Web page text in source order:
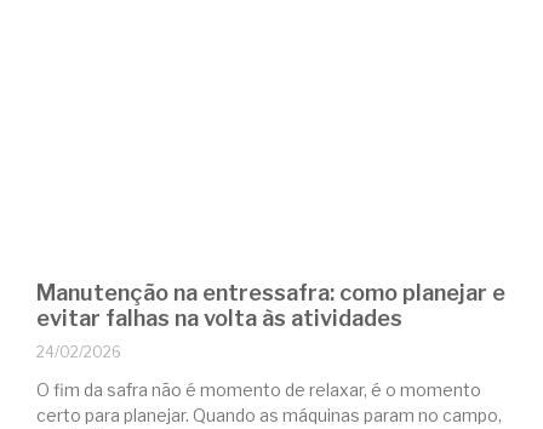
Manutenção na entressafra: como planejar e
evitar falhas na volta às atividades
24/02/2026
O fim da safra não é momento de relaxar, é o momento
certo para planejar. Quando as máquinas param no campo,